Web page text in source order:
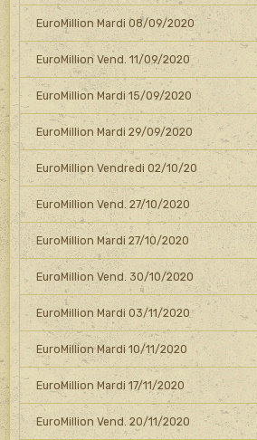
EuroMillion Mardi 08/09/2020
EuroMillion Vend. 11/09/2020
EuroMillion Mardi 15/09/2020
EuroMillion Mardi 29/09/2020
EuroMillion Vendredi 02/10/20
EuroMillion Vend. 27/10/2020
EuroMillion Mardi 27/10/2020
EuroMillion Vend. 30/10/2020
EuroMillion Mardi 03/11/2020
EuroMillion Mardi 10/11/2020
EuroMillion Mardi 17/11/2020
EuroMillion Vend. 20/11/2020